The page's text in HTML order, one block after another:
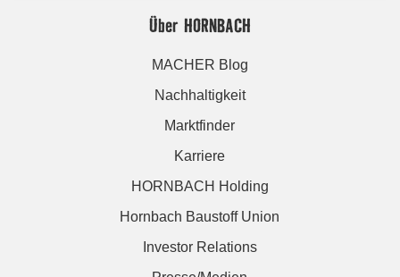
Über HORNBACH
MACHER Blog
Nachhaltigkeit
Marktfinder
Karriere
HORNBACH Holding
Hornbach Baustoff Union
Investor Relations